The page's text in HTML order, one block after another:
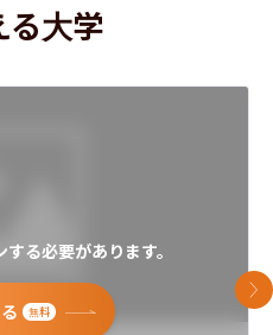
る大学
る必要があります。
無料
次